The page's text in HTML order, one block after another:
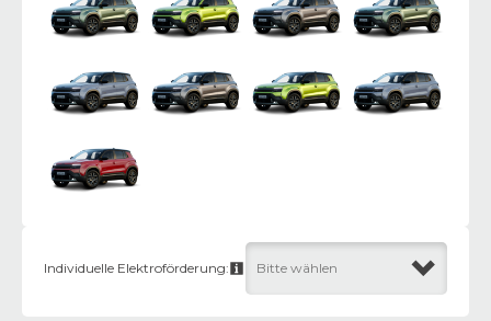
Individuelle Elektroförderung: Bitte wählen